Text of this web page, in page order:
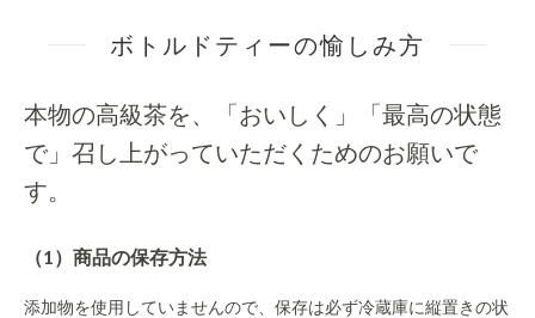
ボトルドティーの愉しみ方
本物の高級茶を、「おいしく」「最高の状態
で」召し上がっていただくためのお願いで
す。
（1）商品の保存方法
添加物を使用していませんので、保存は必ず冷蔵庫に縦置きの状